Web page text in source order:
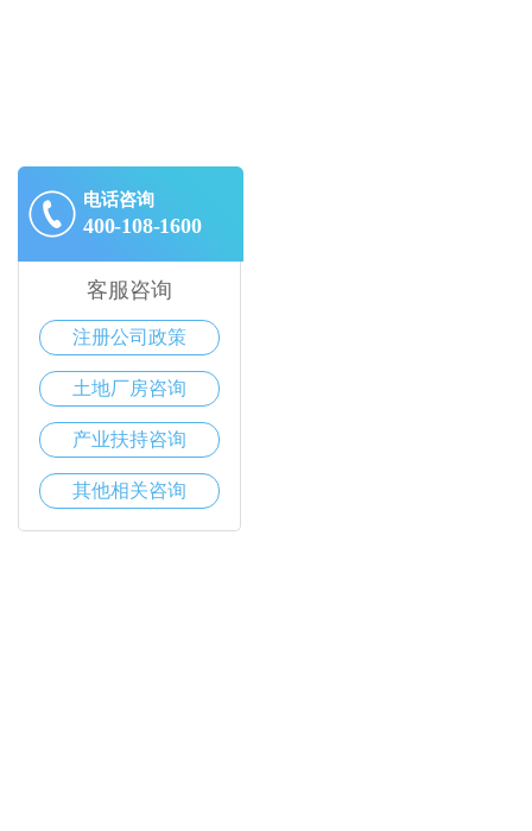
电话咨询
400-108-1600
客服咨询
注册公司政策
土地厂房咨询
产业扶持咨询
其他相关咨询